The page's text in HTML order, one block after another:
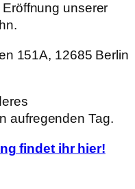
unserer
151A, 12685 Berlin
aufregenden Tag.
findet ihr hier!